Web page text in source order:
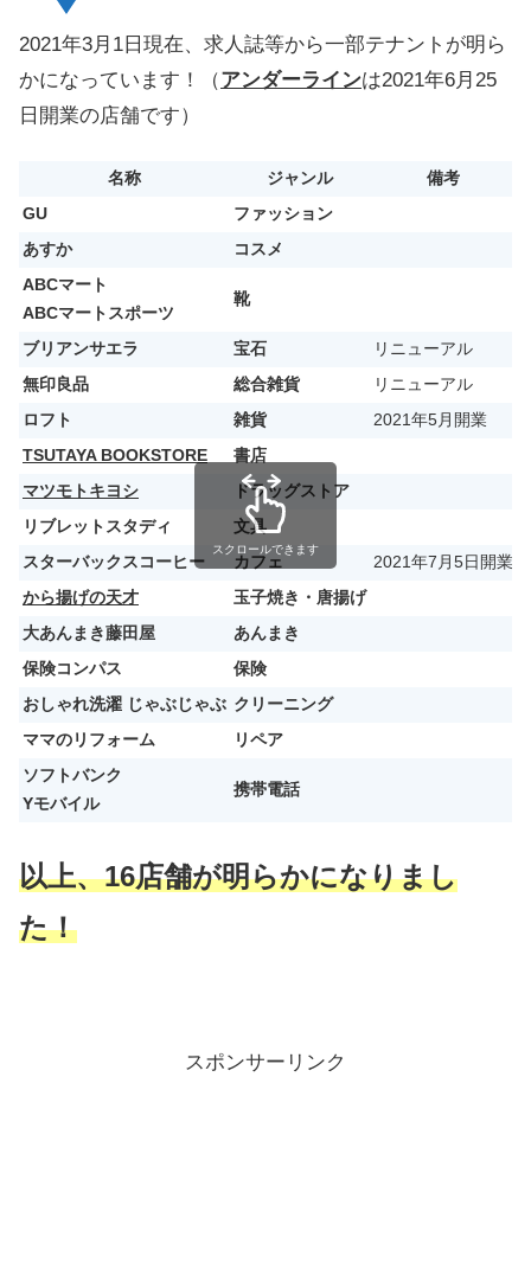
2021年3月1日現在、求人誌等から一部テナントが明ら
かになっています！（アンダーラインは2021年6月25
日開業の店舗です）
名称 ジャンル
備考
GU
ファッション
あすか
コスメ
ABCマート
ABCマートスポーツ
靴
ブリアンサエラ 宝石
リニューアル
無印良品
総合雑貨
リニューアル
ロフト
雑貨
2021年5月開業
TSUTAYA BOOKSTORE
書店
マツモトキヨシ
ドラッグストア
リブレットスタディ
文具
スターバックスコーヒー
カフェ
2021年7月5日開業
から揚げの天才
玉子焼き・唐揚げ
大あんまき藤田屋
あんまき
保険コンパス
保険
おしゃれ洗濯 じゃぶじゃぶ クリーニング
ママのリフォーム
リペア
ソフトバンク
Yモバイル
携帯電話
スクロールできます
以上、16店舗が明らかになりまし
た！
スポンサーリンク